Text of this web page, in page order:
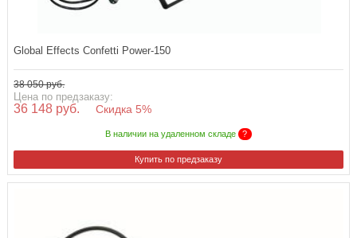
Global Effects Confetti Power-150
38 050 руб.
Цена по предзаказу:
36 148 руб. Скидка 5%
В наличии на удаленном складе ?
Купить по предзаказу